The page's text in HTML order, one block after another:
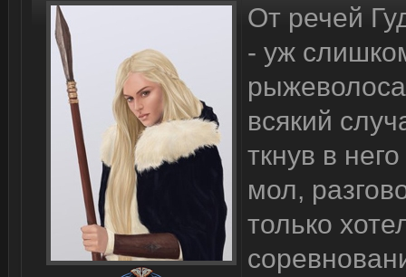
От речей
- уж
всякий
ткнув в
мол,
только